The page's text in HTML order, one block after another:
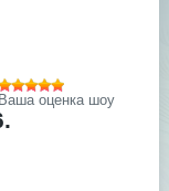
Ваша оценка шоу